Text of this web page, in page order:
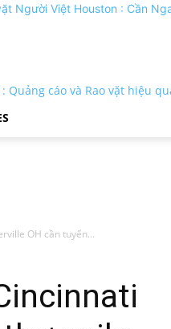
Người Việt Houston : Cần
OH cần tuyển...